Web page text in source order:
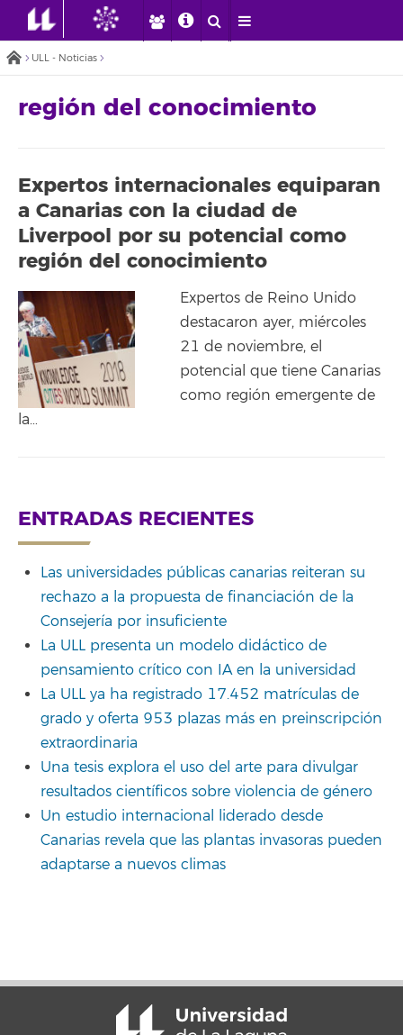
ULL - Noticias
región del conocimiento
Expertos internacionales equiparan
a Canarias con la ciudad de
Liverpool por su potencial como
región del conocimiento
Expertos de Reino Unido
destacaron ayer, miércoles
21 de noviembre, el
potencial que tiene Canarias
como región emergente de
la…
ENTRADAS RECIENTES
Las universidades públicas canarias reiteran su
rechazo a la propuesta de financiación de la
Consejería por insuficiente
La ULL presenta un modelo didáctico de
pensamiento crítico con IA en la universidad
La ULL ya ha registrado 17.452 matrículas de
grado y oferta 953 plazas más en preinscripción
extraordinaria
Una tesis explora el uso del arte para divulgar
resultados científicos sobre violencia de género
Un estudio internacional liderado desde
Canarias revela que las plantas invasoras pueden
adaptarse a nuevos climas